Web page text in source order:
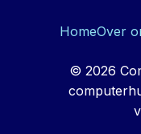
HomeOver
© 2026